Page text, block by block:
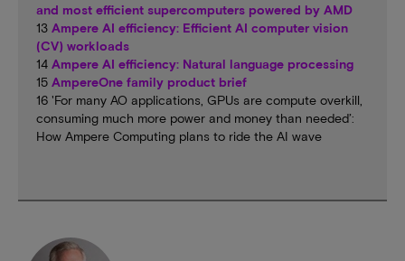
and most efficient supercomputers powered by AMD
13 Ampere AI efficiency: Efficient AI computer vision
(CV) workloads
14 Ampere AI efficiency: Natural language processing
15 AmpereOne family product brief
16 'For many AO applications, GPUs are compute overkill,
consuming much more power and money than needed’:
How Ampere Computing plans to ride the AI wave